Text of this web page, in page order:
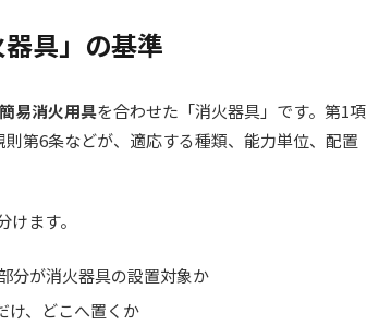
器具」の基準
易消火用具を合わせた「消火器具」です。第1項
第6条などが、適応する種類、能力単位、配置
ます。
分が消火器具の設置対象か
け、どこへ置くか